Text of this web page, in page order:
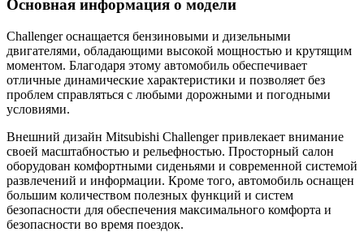
Основная информация о модели
Challenger оснащается бензиновыми и дизельными
двигателями, обладающими высокой мощностью и крутящим
моментом. Благодаря этому автомобиль обеспечивает
отличные динамические характеристики и позволяет без
проблем справляться с любыми дорожными и погодными
условиями.
Внешний дизайн Mitsubishi Challenger привлекает внимание
своей масштабностью и рельефностью. Просторный салон
оборудован комфортными сиденьями и современной системой
развлечений и информации. Кроме того, автомобиль оснащен
большим количеством полезных функций и систем
безопасности для обеспечения максимального комфорта и
безопасности во время поездок.